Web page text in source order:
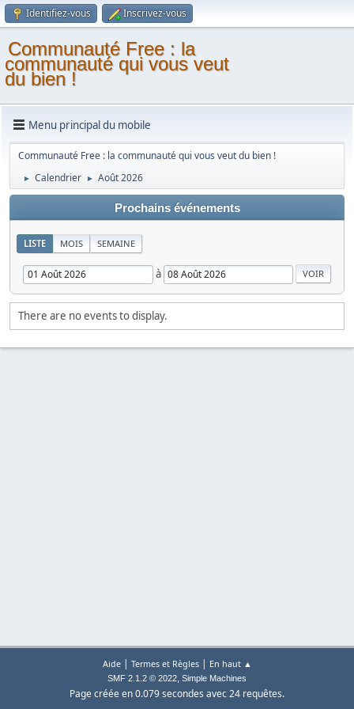
Identifiez-vous Inscrivez-vous
Communauté Free : la
communauté qui vous veut
du bien !
Menu principal du mobile
Communauté Free : la communauté qui vous veut du bien !
► Calendrier ► Août 2026
Prochains événements
LISTE MOIS SEMAINE
à
There are no events to display.
Aide| Termes et Règles| En haut ▲
SMF 2.1.2 © 2022, Simple Machines
Page créée en 0.079 secondes avec 24 requêtes.